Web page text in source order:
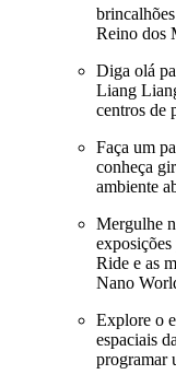
Reino dos
Diga olá
Liang
centros de
Faça um
conheça
ambiente
Mergulhe
Ride e as
Nano
Explore o
espaciais
programar